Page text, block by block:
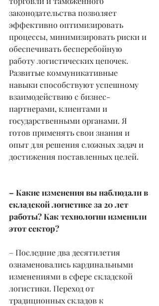
законодательства позволяет
эффективно оптимизировать
процессы, минимизировать риски и
обеспечивать бесперебойную
работу логистических цепочек.
Развитые коммуникативные
навыки способствуют успешному
взаимодействию с бизнес-
партнерами, клиентами и
государственными органами. Я
готов применять свои знания и
опыт для решения сложных задач и
достижения поставленных целей.
– Какие изменения вы наблюдали в
складской логистике за 20 лет
работы? Как технологии изменили
этот сектор?
– Последние два десятилетия
ознаменовались кардинальными
изменениями в сфере складской
логистики. Переход от
традиционных складов к